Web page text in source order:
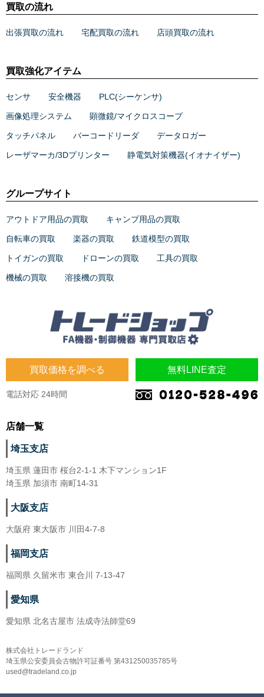
買取価格を調べる 無料LINE査定
電話対応 24時間
店舗一覧
埼玉支店
埼玉県 蓮田市 桜台2-1-1 木下マンション1F
埼玉県 加須市 南町14-31
大阪支店
大阪府 東大阪市 川田4-7-8
福岡支店
福岡県 久留米市 東合川 7-13-47
愛知県
愛知県 北名古屋市 法成寺法師堂69
株式会社トレードランド
埼玉県公安委員会古物許可証番号 第431250035785号
used@tradeland.co.jp
買取の流れ
出張買取の流れ 宅配買取の流れ 店頭買取の流れ
買取強化アイテム
センサ 安全機器 PLC(シーケンサ)
画像処理システム 顕微鏡/マイクロスコープ
タッチパネル バーコードリーダ データロガー
レーザマーカ/3Dプリンター 静電気対策機器(イオナイザー)
グループサイト
アウトドア用品の買取 キャンプ用品の買取
自転車の買取 楽器の買取 鉄道模型の買取
トイガンの買取 ドローンの買取 工具の買取
機械の買取 溶接機の買取